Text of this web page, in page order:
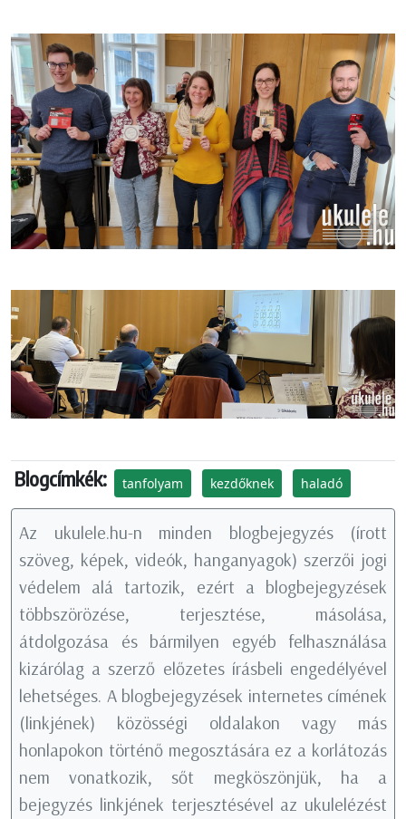
Blogcímkék: tanfolyam kezdőknek haladó
Az ukulele.hu-n minden blogbejegyzés (írott
szöveg, képek, videók, hanganyagok) szerzői jogi
védelem alá tartozik, ezért a blogbejegyzések
többszörözése, terjesztése, másolása,
átdolgozása és bármilyen egyéb felhasználása
kizárólag a szerző előzetes írásbeli engedélyével
lehetséges. A blogbejegyzések internetes címének
(linkjének) közösségi oldalakon vagy más
honlapokon történő megosztására ez a korlátozás
nem vonatkozik, sőt megköszönjük, ha a
bejegyzés linkjének terjesztésével az ukulelézést